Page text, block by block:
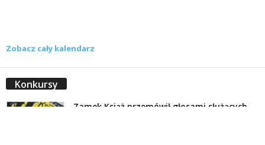
Zobacz cały kalendarz
Konkursy
Zamek Książ przemówił głosami służących.